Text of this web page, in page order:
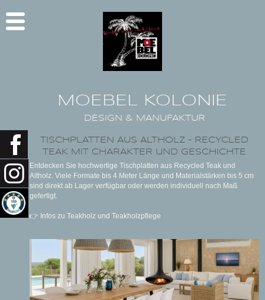
MOEBEL KOLONIE
DESIGN & MANUFAKTUR
TISCHPLATTEN AUS ALTHOLZ – RECYCLED
TEAK MIT CHARAKTER UND GESCHICHTE
Entdecken Sie hochwertige Tischplatten aus Recycled Teak und
Altholz. Viele Formate bis 4 Meter Länge und Materialstärken bis 5 cm
sind direkt ab Lager verfügbar oder werden individuell nach Maß
gefertigt.
👉 Infos zu Teakholz und Teakholzpflege